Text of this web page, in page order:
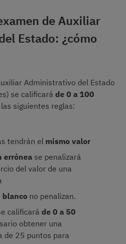
de Auxiliar
Estado: ¿cómo
Administrativo del Estado
se calificará de 0 a 100
siguientes reglas:
tendrán el mismo valor
errónea se penalizará
del valor de una
blanco no penalizan.
calificará de 0 a 50
obtener una
de 25 puntos para